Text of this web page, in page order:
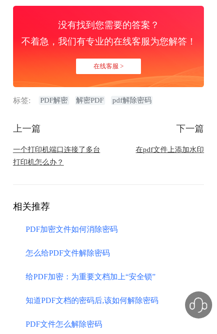
没有找到您需要的答案？
不着急，我们有专业的在线客服为您解答！
在线客服 >
标签: PDF解密 解密PDF pdf解除密码
上一篇
一个打印机端口连接了多台
打印机怎么办？
下一篇
在pdf文件上添加水印
相关推荐
PDF加密文件如何消除密码
怎么给PDF文件解除密码
给PDF加密：为重要文档加上“安全锁”
知道PDF文档的密码后,该如何解除密码
PDF文件怎么解除密码